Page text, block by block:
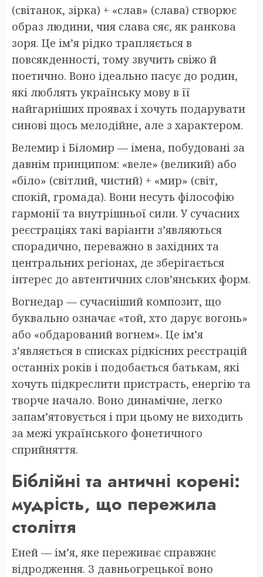
(світанок, зірка) + «слав» (слава) створює
образ людини, чия слава сяє, як ранкова
зоря. Це ім’я рідко трапляється в
повсякденності, тому звучить свіжо й
поетично. Воно ідеально пасує до родин,
які люблять українську мову в її
найгарніших проявах і хочуть подарувати
синові щось мелодійне, але з характером.
Велемир і Біломир — імена, побудовані за
давнім принципом: «веле» (великий) або
«біло» (світлий, чистий) + «мир» (світ,
спокій, громада). Вони несуть філософію
гармонії та внутрішньої сили. У сучасних
реєстраціях такі варіанти з’являються
спорадично, переважно в західних та
центральних регіонах, де зберігається
інтерес до автентичних слов’янських форм.
Вогнедар — сучасніший композит, що
буквально означає «той, хто дарує вогонь»
або «обдарований вогнем». Це ім’я
з’являється в списках рідкісних реєстрацій
останніх років і подобається батькам, які
хочуть підкреслити пристрасть, енергію та
творче начало. Воно динамічне, легко
запам’ятовується і при цьому не виходить
за межі українського фонетичного
сприйняття.
Біблійні та античні корені:
мудрість, що пережила
століття
Еней — ім’я, яке переживає справжнє
відродження. З давньогрецької воно